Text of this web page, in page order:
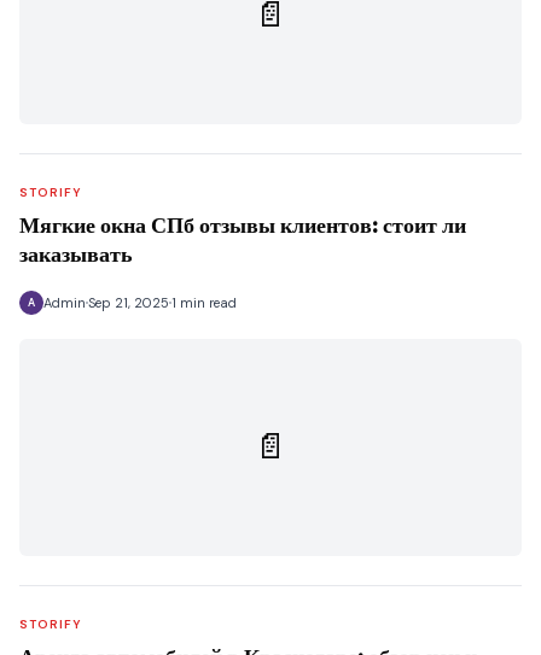
📄
STORIFY
Мягкие окна СПб отзывы клиентов: стоит ли
заказывать
A Admin Sep 21, 2025 1 min read
📄
STORIFY